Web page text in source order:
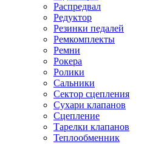
Распредвал
Редуктор
Резинки педалей
Ремкомплекты
Ремни
Рокера
Ролики
Сальники
Сектор сцепления
Сухари клапанов
Сцепление
Тарелки клапанов
Теплообменник